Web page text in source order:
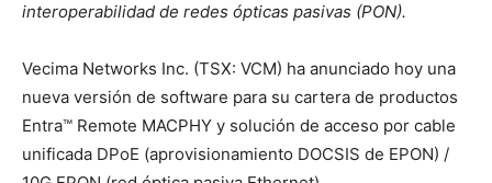
interoperabilidad de redes ópticas pasivas (PON).
Vecima Networks Inc. (TSX: VCM) ha anunciado hoy una
nueva versión de software para su cartera de productos
Entra™ Remote MACPHY y solución de acceso por cable
unificada DPoE (aprovisionamiento DOCSIS de EPON) /